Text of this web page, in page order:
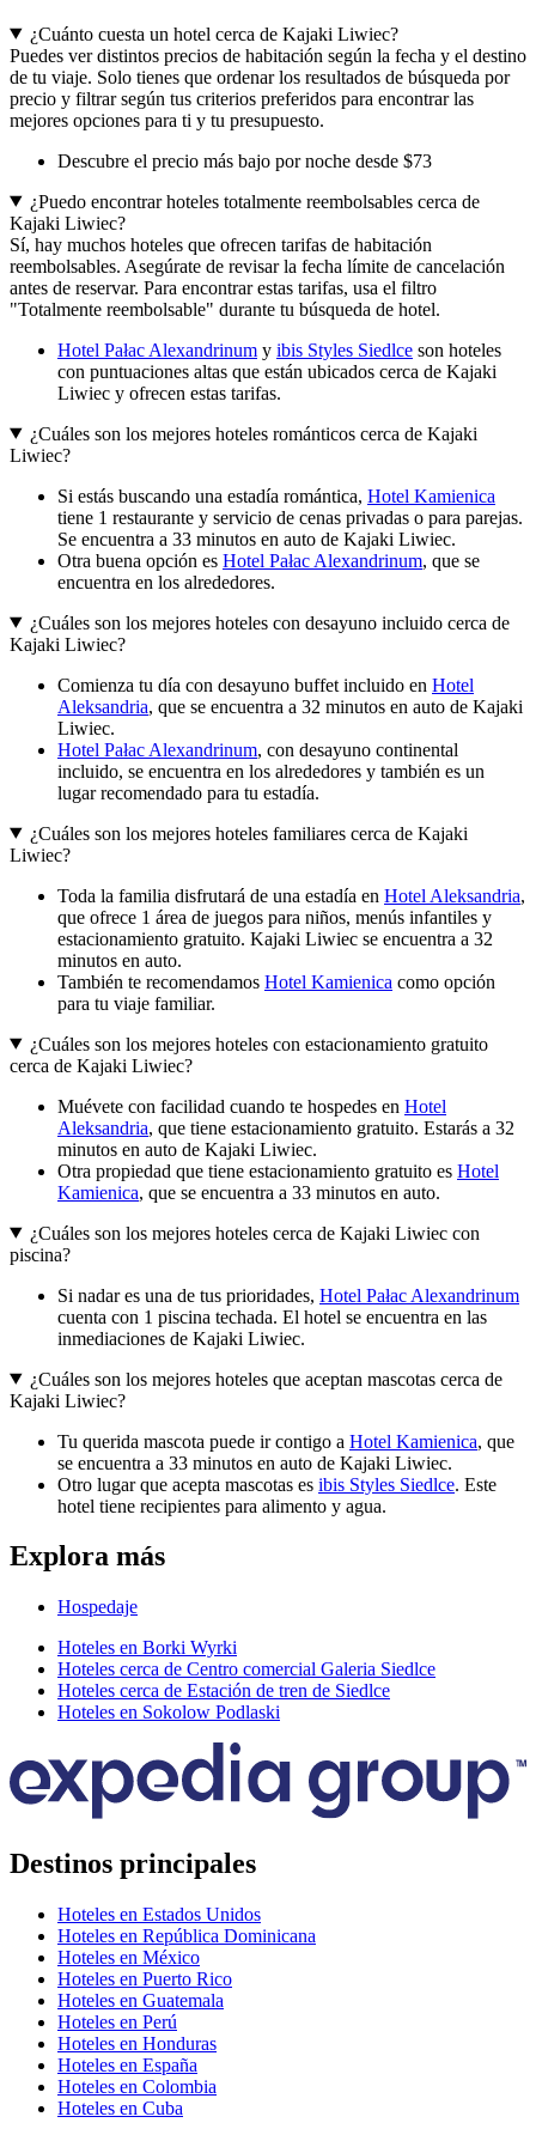
¿Cuánto cuesta un hotel cerca de Kajaki Liwiec?
Puedes ver distintos precios de habitación según la fecha y el destino
de tu viaje. Solo tienes que ordenar los resultados de búsqueda por
precio y filtrar según tus criterios preferidos para encontrar las
mejores opciones para ti y tu presupuesto.
Descubre el precio más bajo por noche desde $73
¿Puedo encontrar hoteles totalmente reembolsables cerca de
Kajaki Liwiec?
Sí, hay muchos hoteles que ofrecen tarifas de habitación
reembolsables. Asegúrate de revisar la fecha límite de cancelación
antes de reservar. Para encontrar estas tarifas, usa el filtro
"Totalmente reembolsable" durante tu búsqueda de hotel.
Hotel Pałac Alexandrinum y ibis Styles Siedlce son hoteles
con puntuaciones altas que están ubicados cerca de Kajaki
Liwiec y ofrecen estas tarifas.
¿Cuáles son los mejores hoteles románticos cerca de Kajaki
Liwiec?
Si estás buscando una estadía romántica, Hotel Kamienica
tiene 1 restaurante y servicio de cenas privadas o para parejas.
Se encuentra a 33 minutos en auto de Kajaki Liwiec.
Otra buena opción es Hotel Pałac Alexandrinum, que se
encuentra en los alrededores.
¿Cuáles son los mejores hoteles con desayuno incluido cerca de
Kajaki Liwiec?
Comienza tu día con desayuno buffet incluido en Hotel
Aleksandria, que se encuentra a 32 minutos en auto de Kajaki
Liwiec.
Hotel Pałac Alexandrinum, con desayuno continental
incluido, se encuentra en los alrededores y también es un
lugar recomendado para tu estadía.
¿Cuáles son los mejores hoteles familiares cerca de Kajaki
Liwiec?
Toda la familia disfrutará de una estadía en Hotel Aleksandria,
que ofrece 1 área de juegos para niños, menús infantiles y
estacionamiento gratuito. Kajaki Liwiec se encuentra a 32
minutos en auto.
También te recomendamos Hotel Kamienica como opción
para tu viaje familiar.
¿Cuáles son los mejores hoteles con estacionamiento gratuito
cerca de Kajaki Liwiec?
Muévete con facilidad cuando te hospedes en Hotel
Aleksandria, que tiene estacionamiento gratuito. Estarás a 32
minutos en auto de Kajaki Liwiec.
Otra propiedad que tiene estacionamiento gratuito es Hotel
Kamienica, que se encuentra a 33 minutos en auto.
¿Cuáles son los mejores hoteles cerca de Kajaki Liwiec con
piscina?
Si nadar es una de tus prioridades, Hotel Pałac Alexandrinum
cuenta con 1 piscina techada. El hotel se encuentra en las
inmediaciones de Kajaki Liwiec.
¿Cuáles son los mejores hoteles que aceptan mascotas cerca de
Kajaki Liwiec?
Tu querida mascota puede ir contigo a Hotel Kamienica, que
se encuentra a 33 minutos en auto de Kajaki Liwiec.
Otro lugar que acepta mascotas es ibis Styles Siedlce. Este
hotel tiene recipientes para alimento y agua.
Explora más
Hospedaje
Hoteles en Borki Wyrki
Hoteles cerca de Centro comercial Galeria Siedlce
Hoteles cerca de Estación de tren de Siedlce
Hoteles en Sokolow Podlaski
Destinos principales
Hoteles en Estados Unidos
Hoteles en República Dominicana
Hoteles en México
Hoteles en Puerto Rico
Hoteles en Guatemala
Hoteles en Perú
Hoteles en Honduras
Hoteles en España
Hoteles en Colombia
Hoteles en Cuba